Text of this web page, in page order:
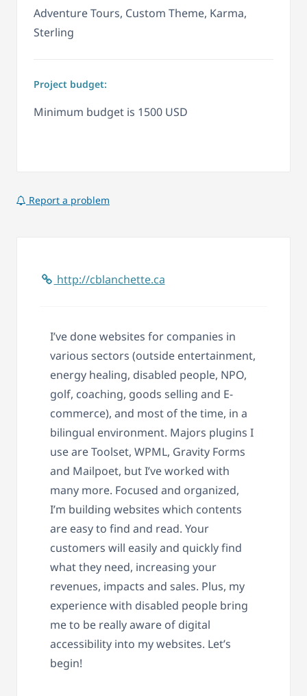
Adventure Tours, Custom Theme, Karma,
Sterling
Project budget:
Minimum budget is 1500 USD
Report a problem
http://cblanchette.ca
I’ve done websites for companies in
various sectors (outside entertainment,
energy healing, disabled people, NPO,
golf, coaching, goods selling and E-
commerce), and most of the time, in a
bilingual environment. Majors plugins I
use are Toolset, WPML, Gravity Forms
and Mailpoet, but I’ve worked with
many more. Focused and organized,
I’m building websites which contents
are easy to find and read. Your
customers will easily and quickly find
what they need, increasing your
revenues, impacts and sales. Plus, my
experience with disabled people bring
me to be really aware of digital
accessibility into my websites. Let’s
begin!